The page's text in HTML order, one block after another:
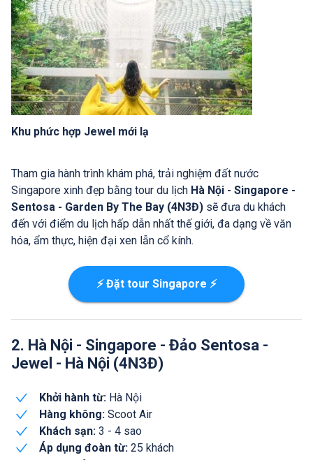
Khu phức hợp Jewel mới lạ
Tham gia hành trình khám phá, trải nghiệm đất nước
Singapore xinh đẹp bằng tour du lịch Hà Nội - Singapore -
Sentosa - Garden By The Bay (4N3Đ) sẽ đưa du khách
đến với điểm du lịch hấp dẫn nhất thế giới, đa dạng về văn
hóa, ẩm thực, hiện đại xen lẫn cổ kính.
⚡ Đặt tour Singapore ⚡
2. Hà Nội - Singapore - Đảo Sentosa -
Jewel - Hà Nội (4N3Đ)
Khởi hành từ: Hà Nội
Hàng không: Scoot Air
Khách sạn: 3 - 4 sao
Áp dụng đoàn từ: 25 khách